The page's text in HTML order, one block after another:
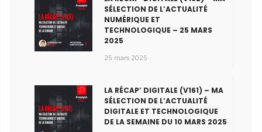
SÉLECTION DE L’ACTUALITÉ
NUMÉRIQUE ET
TECHNOLOGIQUE – 25 MARS
2025
25 mars 2025
LA RÉCAP’ DIGITALE (V161) – MA
SÉLECTION DE L’ACTUALITÉ
DIGITALE ET TECHNOLOGIQUE
DE LA SEMAINE DU 10 MARS 2025